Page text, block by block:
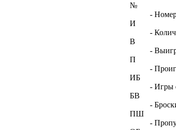
№
-
И
-
В
-
П
-
ИБ
- Игры
БВ
-
ПШ
-